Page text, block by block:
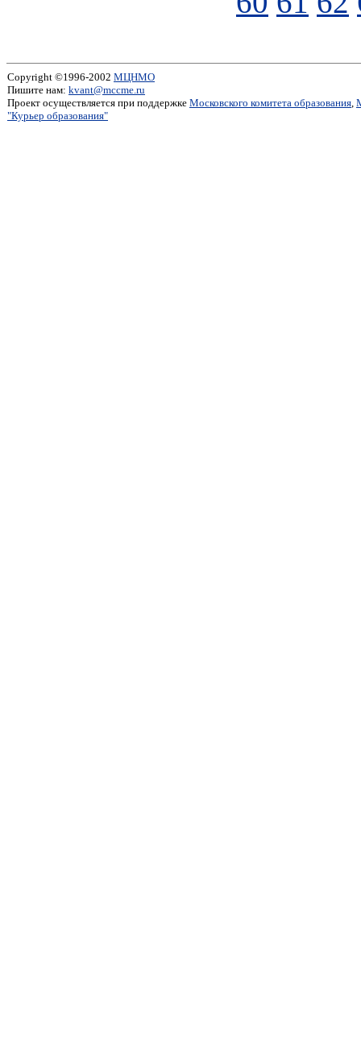
Copyright ©1996-2002 МЦНМО
Пишите нам: kvant@mccme.ru
Проект осуществляется при поддержке Московского комитета образования,
"Курьер образования"